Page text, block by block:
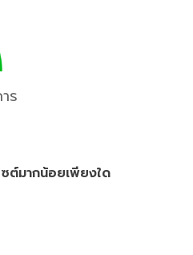
ร
ต์มากน้อยเพียงใด